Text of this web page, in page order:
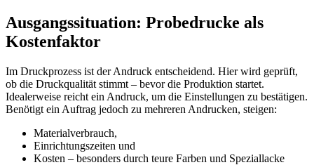
Ausgangssituation: Probedrucke als
Kostenfaktor
Im Druckprozess ist der Andruck entscheidend. Hier wird geprüft,
ob die Druckqualität stimmt – bevor die Produktion startet.
Idealerweise reicht ein Andruck, um die Einstellungen zu bestätigen.
Benötigt ein Auftrag jedoch zu mehreren Andrucken, steigen:
Materialverbrauch,
Einrichtungszeiten und
Kosten – besonders durch teure Farben und Speziallacke